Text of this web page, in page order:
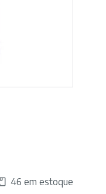
46 em estoque